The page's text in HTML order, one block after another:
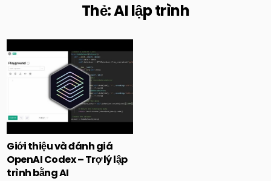
Thẻ:AI lập trình
Posted
Giới thiệu và đánh giá
OpenAI Codex – Trợ lý lập
trình bằng AI